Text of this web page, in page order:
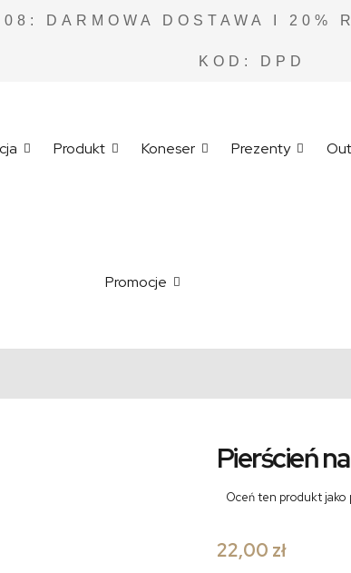
DARMOWA DOSTAWA I 20%
KOD: DPD
Produkt Koneser Prezenty
Promocje
Pierścień
Oceń ten produkt jako
22,00 zł